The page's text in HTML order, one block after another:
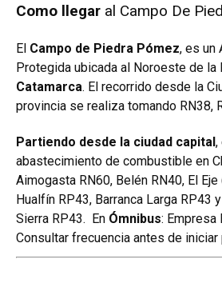
Como llegar al Campo De
El Campo de Piedra Pómez, es un
Protegida ubicada al Noroeste de la
Catamarca. El recorrido desde la
provincia se realiza tomando RN38,
Partiendo desde la ciudad capital,
abastecimiento de combustible en
Aimogasta RN60, Belén RN40, El Eje
Hualfín RP43, Barranca Larga RP43
Sierra RP43. En Ómnibus: Empresa
Consultar frecuencia antes de